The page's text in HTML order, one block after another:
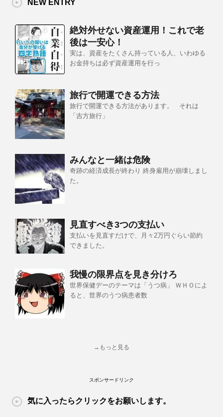
NEW ENTRY
絶対外せない資産運用！これで老
後は一安心！
実は、資産をたくさん持っている人、いわゆる
お金持ちは必ず資産運用を行っ
旅行で開運できる方法
旅行で開運できる方法があります。 それは
「吉方旅行」
みんなと一緒は危険
奇跡の経済成長が終わり 終身雇用が崩壊しまし
た。
見直すべき3つの支払い
支払いを見直すだけで、月々2万円ぐらい節約
できました。
我慢の限界点を見き分けろ
世界保健デーのテーマは「うつ病」 ＷＨＯによ
ると、世界のうつ病患者数
→もっと見る
スポンサードリンク
気に入ったらクリックをお願いします。